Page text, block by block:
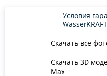
Скачать все
Скачать 3D
Max
Условия
WasserKRAFT